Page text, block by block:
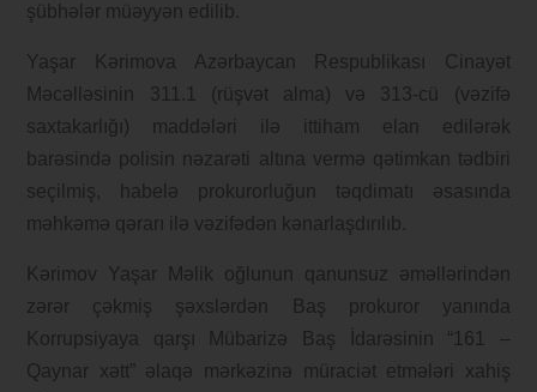
şübhələr müəyyən edilib.
Yaşar Kərimova Azərbaycan Respublikası Cinayət
Məcəlləsinin 311.1 (rüşvət alma) və 313-cü (vəzifə
saxtakarlığı) maddələri ilə ittiham elan edilərək
barəsində polisin nəzarəti altına vermə qətimkan tədbiri
seçilmiş, habelə prokurorluğun təqdimatı əsasında
məhkəmə qərarı ilə vəzifədən kənarlaşdırılıb.
Kərimov Yaşar Məlik oğlunun qanunsuz əməllərindən
zərər çəkmiş şəxslərdən Baş prokuror yanında
Korrupsiyaya qarşı Mübarizə Baş İdarəsinin “161 –
Qaynar xətt” əlaqə mərkəzinə müraciət etmələri xahiş